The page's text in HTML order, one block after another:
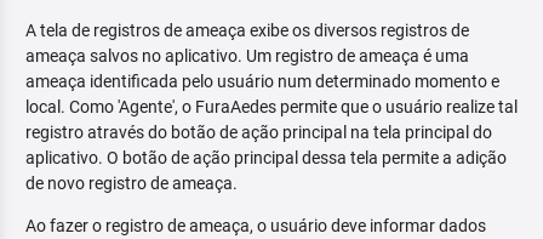
A tela de registros de ameaça exibe os diversos registros de
ameaça salvos no aplicativo. Um registro de ameaça é uma
ameaça identificada pelo usuário num determinado momento e
local. Como 'Agente', o FuraAedes permite que o usuário realize tal
registro através do botão de ação principal na tela principal do
aplicativo. O botão de ação principal dessa tela permite a adição
de novo registro de ameaça.
Ao fazer o registro de ameaça, o usuário deve informar dados